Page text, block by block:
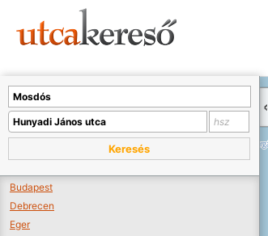
Keresés
Budapest
Debrecen
Eger
A térképet kicsinyíteni kell, hogy látszódjanak a
Boltok látszódjanak >>